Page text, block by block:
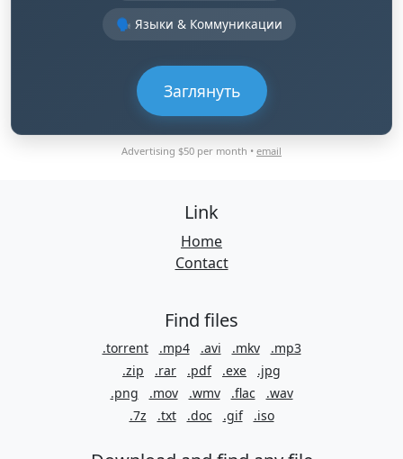
🗣️ Языки & Коммуникации
Заглянуть
Advertising $50 per month • email
Link
Home
Contact
Find files
.torrent .mp4 .avi .mkv
.mp3
.zip
.rar .pdf .exe
.jpg
.png
.mov .wmv .flac
.wav
.7z
.txt .doc .gif .iso